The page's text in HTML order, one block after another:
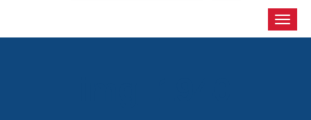
Toggle